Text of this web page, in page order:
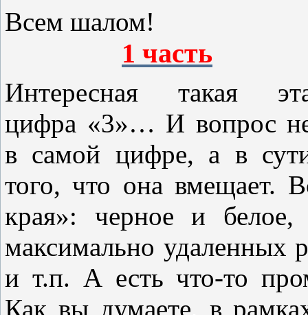
Всем
1 часть
Интересная такая
цифра «3»… И вопрос
в самой цифре, а в
того, что она вмещает.
края»: черное и
максимально удаленных
и т.п. А есть что-то
Как вы думаете, в